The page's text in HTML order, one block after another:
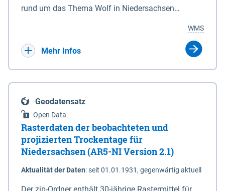
vor Sturmfluten, zu dienen bestimmt sind (§2 Abs.3
Eigenschaft eines Sperrwerkes durch Widmung, die
die Deichbehörde durch Verordnung ausspricht.
rund um das Thema Wolf in Niedersachsen
sowie Status der bestehenden Wolfsterritorien im
laufenden Monitoringjahr.
WMS
Mehr Infos
Geodatensatz
Open Data
Rasterdaten der beobachteten und
projizierten Trockentage für
Niedersachsen (AR5-NI Version 2.1)
Aktualität der Daten:seit 01.01.1931, gegenwärtig aktuell